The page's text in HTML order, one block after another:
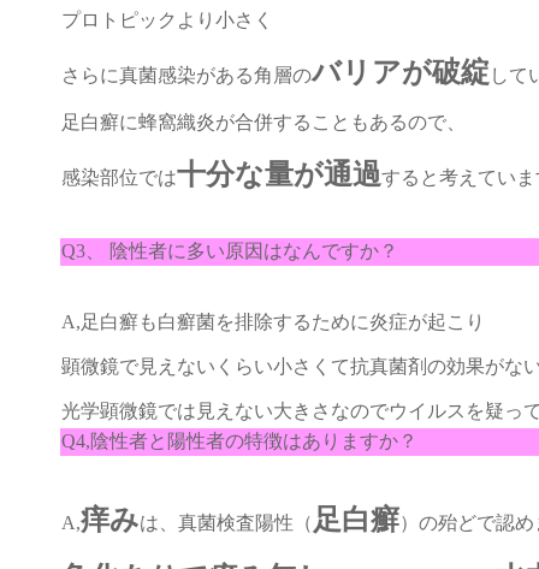
プロトピックより小さく
さらに真菌感染がある角層のバリアが破綻 して
足白癬に蜂窩織炎が合併することもあるので、
感染部位では十分な量が通過すると考えてい
Q3、 陰性者に多い原因はなんですか？
A,足白癬も白癬菌を排除するために炎症が起こり
顕微鏡で見えないくらい小さくて抗真菌剤の効果がな
光学顕微鏡では見えない大きさなのでウイルスを疑
Q4,陰性者と陽性者の特徴はありますか？
A,痒みは、真菌検査陽性（ 足白癬）の殆どで認